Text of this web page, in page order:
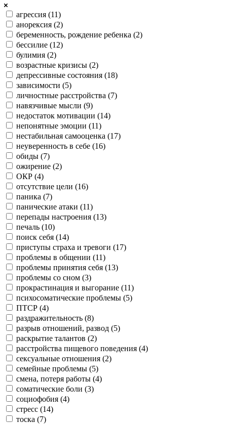
агрессия (11)
анорексия (2)
беременность, рождение ребенка (2)
бессилие (12)
булимия (2)
возрастные кризисы (2)
депрессивные состояния (18)
зависимости (5)
личностные расстройства (7)
навязчивые мысли (9)
недостаток мотивации (14)
непонятные эмоции (11)
нестабильная самооценка (17)
неуверенность в себе (16)
обиды (7)
ожирение (2)
ОКР (4)
отсутствие цели (16)
паника (7)
панические атаки (11)
перепады настроения (13)
печаль (10)
поиск себя (14)
приступы страха и тревоги (17)
проблемы в общении (11)
проблемы принятия себя (13)
проблемы со сном (3)
прокрастинация и выгорание (11)
психосоматические проблемы (5)
ПТСР (4)
раздражительность (8)
разрыв отношений, развод (5)
раскрытие талантов (2)
расстройства пищевого поведения (4)
сексуальные отношения (2)
семейные проблемы (5)
смена, потеря работы (4)
соматические боли (3)
социофобия (4)
стресс (14)
тоска (7)